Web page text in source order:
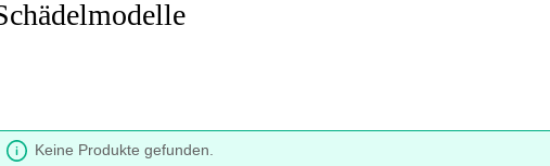
Keine Produkte gefunden.